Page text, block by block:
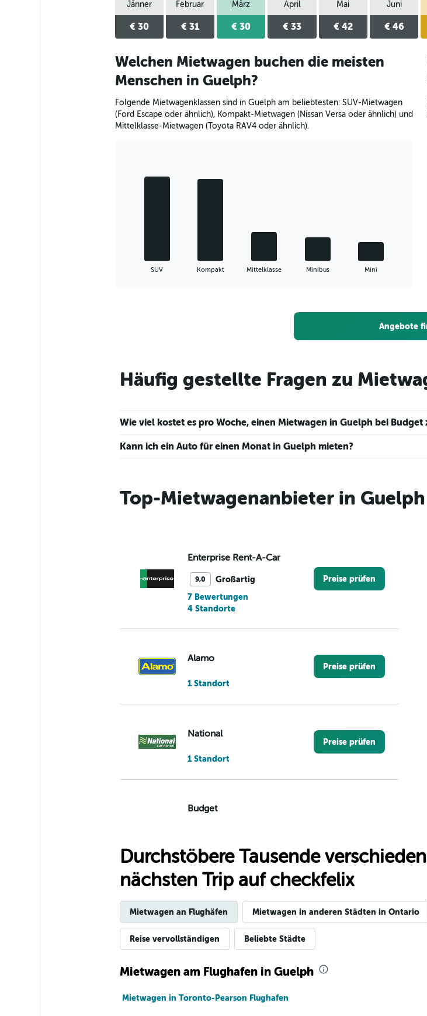
1
Y
axis
displaying
Range:
0
to
Jänner
€ 30
Februar
€ 31
März
€ 30
April
€ 33
Mai
€ 42
Juni
€ 46
Welchen Mietwagen buchen die meisten
Menschen in Guelph?
Folgende Mietwagenklassen sind in Guelph am beliebtesten: SUV-Mietwagen
(Ford Escape oder ähnlich), Kompakt-Mietwagen (Nissan Versa oder ähnlich) und
Mittelklasse-Mietwagen (Toyota RAV4 oder ähnlich).
1
values.
0
SUV Kompakt Mittelklasse Minibus Mini
Angebote
Häufig gestellte Fragen zu
Wie viel kostet es pro Woche, einen Mietwagen in Guelph bei Budget
Kann ich ein Auto für einen Monat in Guelph mieten?
Top-Mietwagenanbieter in Guelph
Enterprise Rent-A-Car
9,0
Großartig
7 Bewertungen
4 Standorte
Preise prüfen
Alamo
1 Standort
Preise prüfen
National
1 Standort
Preise prüfen
Budget
2 Bewertungen
1 Standort
Avis
5 Bewertungen
2 Standorte
Preise prüfen
Driving Force
Durchstöbere Tausende
nächsten Trip auf checkfelix
Mietwagen an Flughäfen Mietwagen in anderen Städten in Ontario
Reise vervollständigen Beliebte Städte
Mietwagen am Flughafen in Guelph
Mietwagen in Toronto-Pearson Flughafen